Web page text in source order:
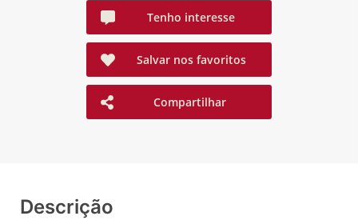
Tenho interesse
Salvar nos favoritos
Compartilhar
Descrição